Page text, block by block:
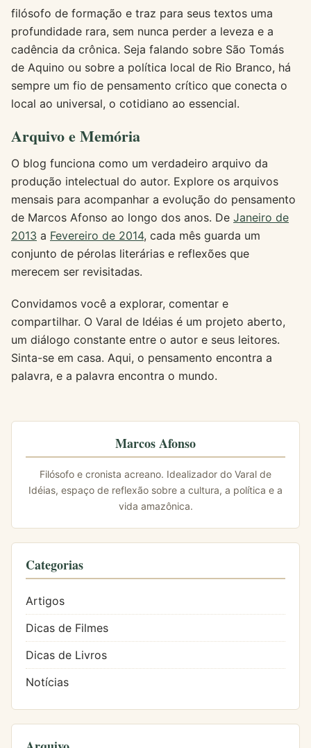
filósofo de formação e traz para seus textos uma
profundidade rara, sem nunca perder a leveza e a
cadência da crônica. Seja falando sobre São Tomás
de Aquino ou sobre a política local de Rio Branco, há
sempre um fio de pensamento crítico que conecta o
local ao universal, o cotidiano ao essencial.
Arquivo e Memória
O blog funciona como um verdadeiro arquivo da
produção intelectual do autor. Explore os arquivos
mensais para acompanhar a evolução do pensamento
de Marcos Afonso ao longo dos anos. De Janeiro de
2013 a Fevereiro de 2014, cada mês guarda um
conjunto de pérolas literárias e reflexões que
merecem ser revisitadas.
Convidamos você a explorar, comentar e
compartilhar. O Varal de Idéias é um projeto aberto,
um diálogo constante entre o autor e seus leitores.
Sinta-se em casa. Aqui, o pensamento encontra a
palavra, e a palavra encontra o mundo.
Marcos Afonso
Filósofo e cronista acreano. Idealizador do Varal de
Idéias, espaço de reflexão sobre a cultura, a política e a
vida amazônica.
Categorias
Artigos
Dicas de Filmes
Dicas de Livros
Notícias